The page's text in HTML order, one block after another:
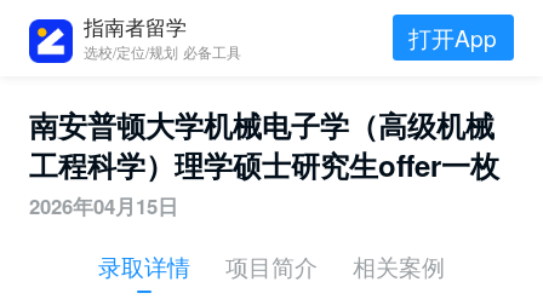
指南者留学
选校/定位/规划 必备工具 打开App
南安普顿大学机械电子学（高级机械
工程科学）理学硕士研究生offer一枚
2026年04月15日
录取详情 项目简介 相关案例